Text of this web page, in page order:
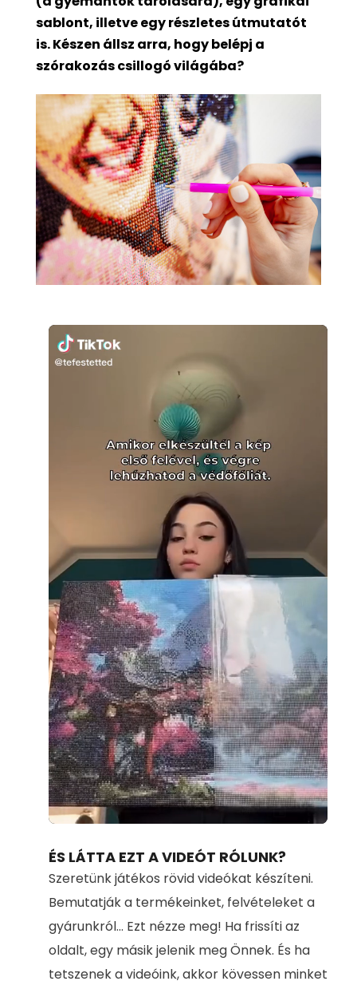
sablont, illetve egy részletes útmutatót
is. Készen állsz arra, hogy belépj a
szórakozás csillogó világába?
Unmute
100.00%
ÉS LÁTTA EZT A VIDEÓT RÓLUNK?
Szeretünk játékos rövid videókat készíteni.
Bemutatják a termékeinket, felvételeket a
gyárunkról... Ezt nézze meg! Ha frissíti az
oldalt, egy másik jelenik meg Önnek. És ha
tetszenek a videóink, akkor kövessen minket